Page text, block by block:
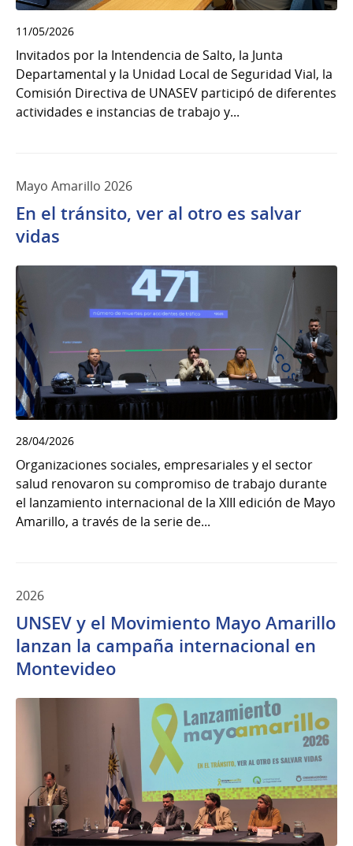
11/05/2026
Invitados por la Intendencia de Salto, la Junta
Departamental y la Unidad Local de Seguridad Vial, la
Comisión Directiva de UNASEV participó de diferentes
actividades e instancias de trabajo y...
Mayo Amarillo 2026
En el tránsito, ver al otro es salvar
vidas
28/04/2026
Organizaciones sociales, empresariales y el sector
salud renovaron su compromiso de trabajo durante
el lanzamiento internacional de la XIII edición de Mayo
Amarillo, a través de la serie de...
2026
UNSEV y el Movimiento Mayo Amarillo
lanzan la campaña internacional en
Montevideo